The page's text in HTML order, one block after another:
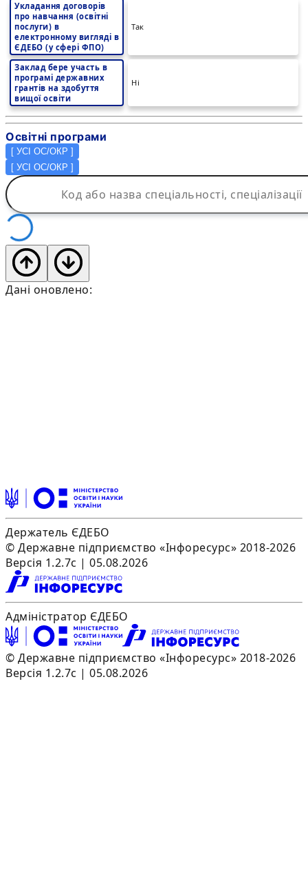
Укладання договорів
про навчання (освітні
послуги) в
електронному вигляді в
ЄДЕБО (у сфері ФПО)
Так
Заклад бере участь в
програмі державних
грантів на здобуття
вищої освіти
Ні
Освітні програми
[ УСІ ОС/ОКР ]
[ УСІ ОС/ОКР ]
Дані оновлено:
Держатель ЄДЕБО
© Державне підприємство «Інфоресурс» 2018-2026
Версія 1.2.7c | 05.08.2026
Адміністратор ЄДЕБО
© Державне підприємство «Інфоресурс» 2018-2026
Версія 1.2.7c | 05.08.2026